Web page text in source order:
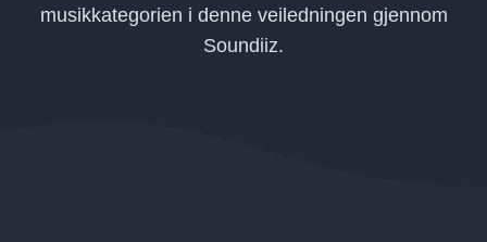
musikkategorien i denne veiledningen gjennom
Soundiiz.